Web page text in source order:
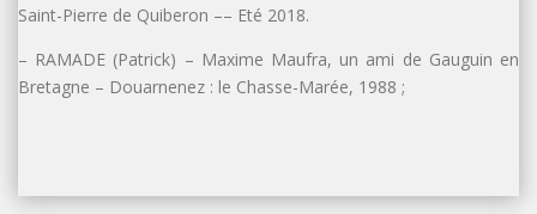
Saint-Pierre de Quiberon –– Eté 2018.
– RAMADE (Patrick) – Maxime Maufra, un ami de Gauguin en
Bretagne – Douarnenez : le Chasse-Marée, 1988 ;